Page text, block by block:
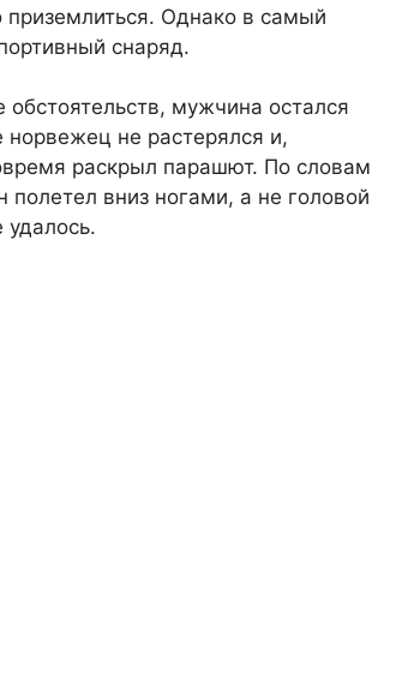
Однако в самый
снаряд.
мужчина остался
не растерялся и,
раскрыл парашют. По словам
полетел вниз ногами, а не головой